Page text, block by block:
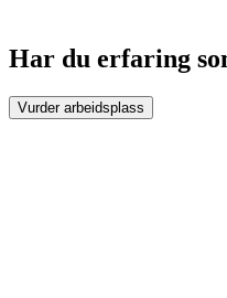
Har du erfaring
Vurder arbeidsplass